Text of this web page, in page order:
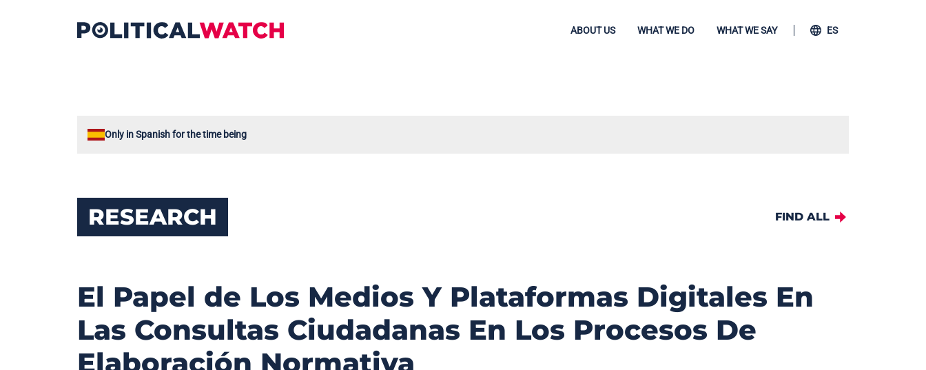
ABOUT US WHAT WE DO WHAT WE SAY ES
Only in Spanish for the time being
RESEARCH FIND ALL
El Papel de Los Medios Y Plataformas Digitales En
Las Consultas Ciudadanas En Los Procesos De
Elaboración Normativa